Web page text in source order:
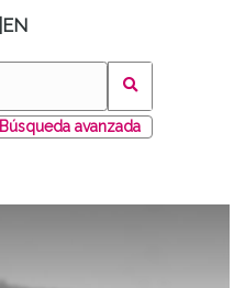
EN
Búsqueda avanzada